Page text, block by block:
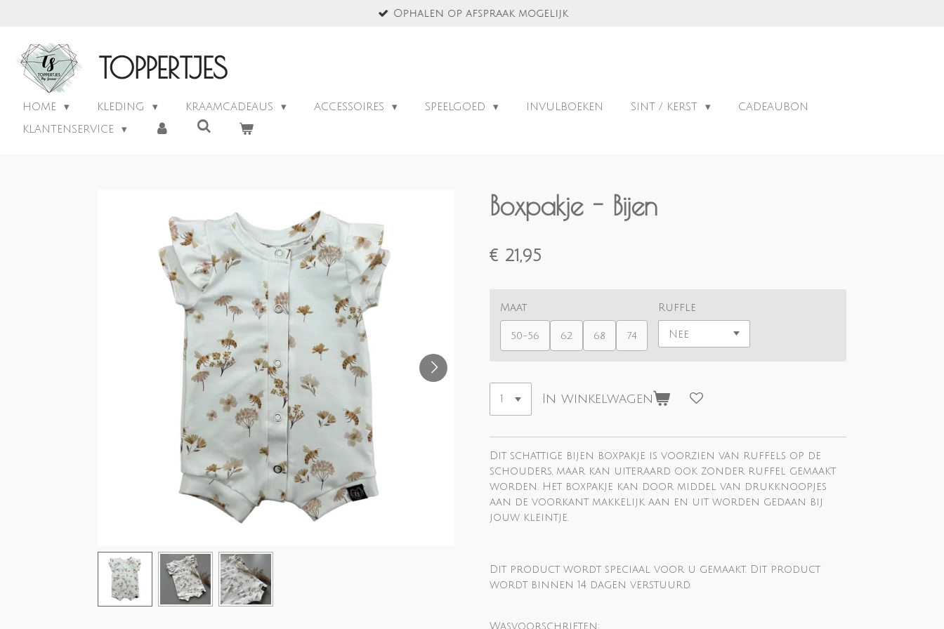
de
hoofdinhoud
Ophalen op afspraak mogelijk
TOPPERTJES
HOME KLEDING KRAAMCADEAUS ACCESSOIRES SPEELGOED INVULBOEKEN SINT / KERST
CADEAUBON
KLANTENSERVICE
Boxpakje - Bijen
€ 21,95
Maat
50-56 62 68 74
Ruffle
In winkelwagen
Dit schattige bijen boxpakje is voorzien van ruffels op de
schouders, maar kan uiteraard ook zonder ruffel gemaakt
worden. Het boxpakje kan door middel van drukknoopjes
aan de voorkant makkelijk aan en uit worden gedaan bij
jouw kleintje.
Dit product wordt speciaal voor u gemaakt. Dit product
wordt binnen 14 dagen verstuurd.
Wasvoorschriften: